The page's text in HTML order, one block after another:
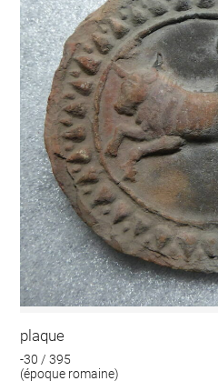
plaque
-30 / 395
(époque romaine)